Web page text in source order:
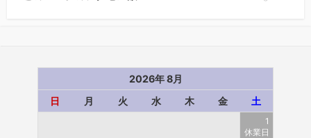
2026年 8月
日
月 火 水 木 金 土
1
休業日